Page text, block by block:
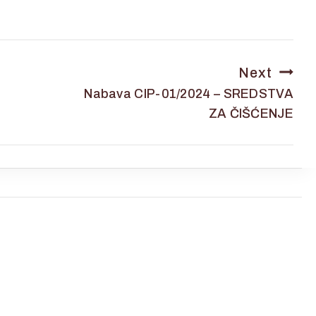
Next
Nabava CIP-01/2024 – SREDSTVA
ZA ČIŠĆENJE